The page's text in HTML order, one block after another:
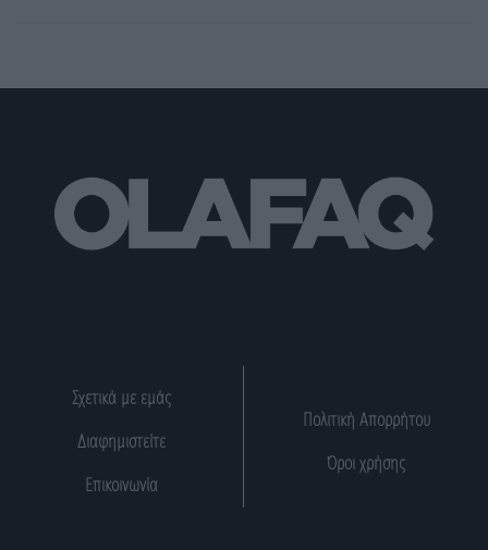
Σχετικά με εμάς
Διαφημιστείτε
Επικοινωνία
Πολιτική Απορρήτου
Όροι χρήσης